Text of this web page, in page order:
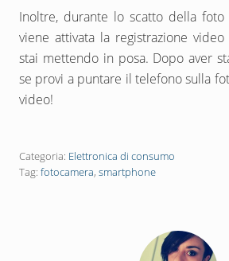
Inoltre, durante lo scatto della
viene attivata la registrazione
stai mettendo in posa. Dopo aver
se provi a puntare il telefono sulla
video!
Categoria: Elettronica di consumo
Tag: fotocamera, smartphone